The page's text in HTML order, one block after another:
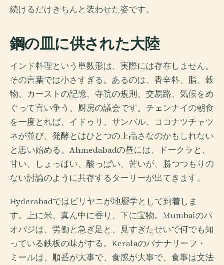
続けるだけきちんと装わせた姿です。
鋼の皿に供された大陸
インド料理という単数形は、実際には存在しません。
その言葉では小さすぎる。あるのは、香辛料、脂、穀
物、カーストの記憶、寺院の規則、交易路、気候をめ
ぐって言い争う、厨房の議会です。チェンナイの朝食
を一度とれば、イドゥリ、サンバル、ココナツチャツ
ネが並び、発酵とはひとつの上品さなのかもしれない
と思い始める。Ahmedabadの昼には、ドークラと、
甘い、しょっぱい、酸っぱい、苦いが、勝つつもりの
ない討論のように共存するターリーが出てきます。
Hyderabadではビリヤニが地層学として到着しま
す。上に米、真ん中に香り、下に宝物。Mumbaiのパ
オバジは、労働と急ぎ足と、見すぎたせいで何でも知
っている鉄板の味がする。Keralaのバナナリーフ・
ミールは、順番が大事で、食感が大事で、食事は文法